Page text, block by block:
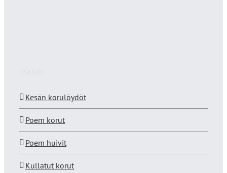
Kesän korulöydöt
Poem korut
Poem huivit
Kullatut korut